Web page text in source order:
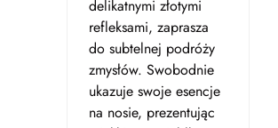
delikatnymi złotymi
refleksami, zaprasza
do subtelnej podróży
zmysłów. Swobodnie
ukazuje swoje esencje
na nosie, prezentując